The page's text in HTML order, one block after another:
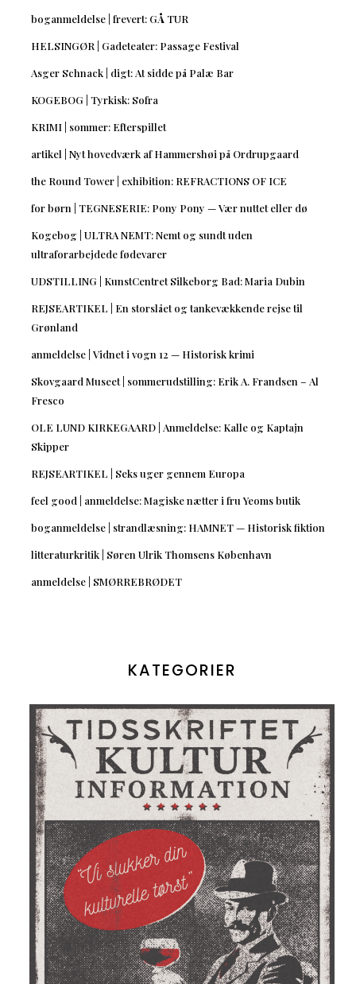
boganmeldelse | frevert: GÅ TUR
HELSINGØR | Gadeteater: Passage Festival
Asger Schnack | digt: At sidde på Palæ Bar
KOGEBOG | Tyrkisk: Sofra
KRIMI | sommer: Efterspillet
artikel | Nyt hovedværk af Hammershøi på Ordrupgaard
the Round Tower | exhibition: REFRACTIONS OF ICE
for børn | TEGNESERIE: Pony Pony — Vær nuttet eller dø
Kogebog | ULTRA NEMT: Nemt og sundt uden
ultraforarbejdede fødevarer
UDSTILLING | KunstCentret Silkeborg Bad: Maria Dubin
REJSEARTIKEL | En storslået og tankevækkende rejse til
Grønland
anmeldelse | Vidnet i vogn 12 — Historisk krimi
Skovgaard Museet | sommerudstilling: Erik A. Frandsen – Al
Fresco
OLE LUND KIRKEGAARD | Anmeldelse: Kalle og Kaptajn
Skipper
REJSEARTIKEL | Seks uger gennem Europa
feel good | anmeldelse: Magiske nætter i fru Yeoms butik
boganmeldelse | strandlæsning: HAMNET — Historisk fiktion
litteraturkritik | Søren Ulrik Thomsens København
anmeldelse | SMØRREBRØDET
KATEGORIER